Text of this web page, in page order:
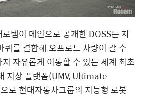
템이 메인으로 공개한 DOSS는 지
퀴를 결합해 오프로드 차량이 갈 수
자유롭게 이동할 수 있는 세계 최초
지상 플랫폼(UMV, Ultimate
현대자동차그룹의 지능형 로봇